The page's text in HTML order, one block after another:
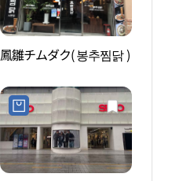
鳳雛チムダク( 봉추찜닭 )